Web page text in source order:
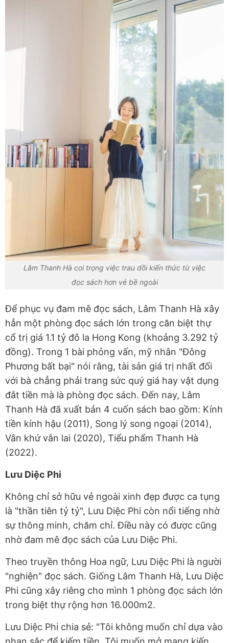
Lâm Thanh Hà coi trọng việc trau dồi kiến thức từ việc
đọc sách hơn vẻ bề ngoài
Để phục vụ đam mê đọc sách, Lâm Thanh Hà xây
hẳn một phòng đọc sách lớn trong căn biệt thự
cổ trị giá 1.1 tỷ đô la Hong Kong (khoảng 3.292 tỷ
đồng). Trong 1 bài phỏng vấn, mỹ nhân "Đông
Phương bất bại" nói rằng, tài sản giá trị nhất đối
với bà chẳng phải trang sức quý giá hay vật dụng
đắt tiền mà là phòng đọc sách. Đến nay, Lâm
Thanh Hà đã xuất bản 4 cuốn sách bao gồm: Kính
tiền kính hậu (2011), Song lý song ngoại (2014),
Vân khứ vân lai (2020), Tiểu phẩm Thanh Hà
(2022).
Lưu Diệc Phi
Không chỉ sở hữu vẻ ngoài xinh đẹp được ca tụng
là "thần tiên tỷ tỷ", Lưu Diệc Phi còn nổi tiếng nhờ
sự thông minh, chăm chỉ. Điều này có được cũng
nhờ đam mê đọc sách của Lưu Diệc Phi.
Theo truyền thông Hoa ngữ, Lưu Diệc Phi là người
"nghiện" đọc sách. Giống Lâm Thanh Hà, Lưu Diệc
Phi cũng xây riêng cho mình 1 phòng đọc sách lớn
trong biệt thự rộng hơn 16.000m2.
Lưu Diệc Phi chia sẻ: "Tôi không muốn chỉ dựa vào